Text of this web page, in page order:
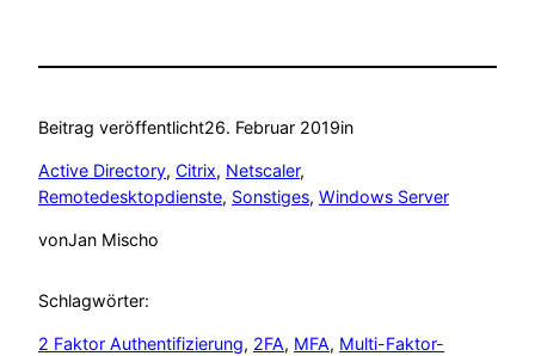
Beitrag veröffentlicht26. Februar 2019in
Active Directory, Citrix, Netscaler
Remotedesktopdienste, Sonstiges, Windows Server
vonJan Mischo
Schlagwörter:
2 Faktor Authentifizierung, 2FA, MFA, Multi-Faktor-